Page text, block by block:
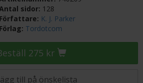
sidor: 128
Författare: K. J. Parker
Förlag: Tordotcom
275 kr
till på önskelista